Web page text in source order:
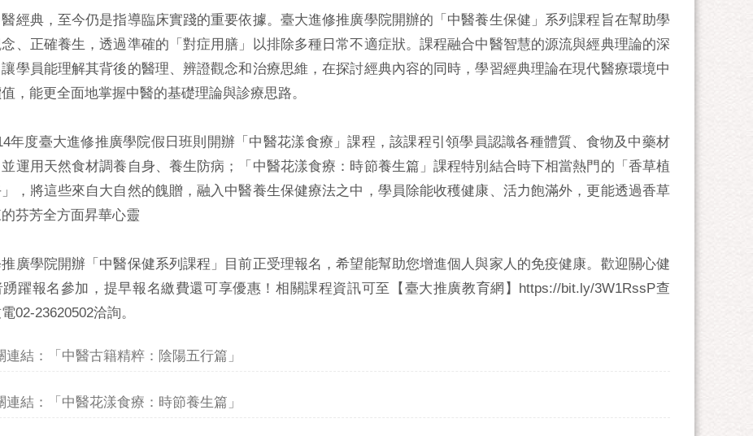
經典，至今仍是指導臨床實踐的重要依據。臺大進修推廣學院開辦的「中醫養生保健」系列課程旨在幫助學
念、正確養生，透過準確的「對症用膳」以排除多種日常不適症狀。課程融合中醫智慧的源流與經典理論的深
學員能理解其背後的醫理、辨證觀念和治療思維，在探討經典內容的同時，學習經典理論在現代醫療環境中
，能更全面地掌握中醫的基礎理論與診療思路。
年度臺大進修推廣學院假日班則開辦「中醫花漾食療」課程，該課程引領學員認識各種體質、食物及中藥材
運用天然食材調養自身、養生防病；「中醫花漾食療：時節養生篇」課程特別結合時下相當熱門的「香草植
，將這些來自大自然的餽贈，融入中醫養生保健療法之中，學員除能收穫健康、活力飽滿外，更能透過香草
芬芳全方面昇華心靈
廣學院開辦「中醫保健系列課程」目前正受理報名，希望能幫助您增進個人與家人的免疫健康。歡迎關心健
踴躍報名參加，提早報名繳費還可享優惠！相關課程資訊可至【臺大推廣教育網】https://bit.ly/3W1RssP查
02-23620502洽詢。
連結：「中醫古籍精粹：陰陽五行篇」
連結：「中醫花漾食療：時節養生篇」